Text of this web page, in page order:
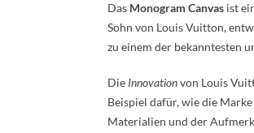
Das Monogram Canvas ist
Sohn von Louis Vuitton,
zu einem der bekanntesten
Die Innovationvon Louis
Beispiel dafür, wie die
Materialien und der